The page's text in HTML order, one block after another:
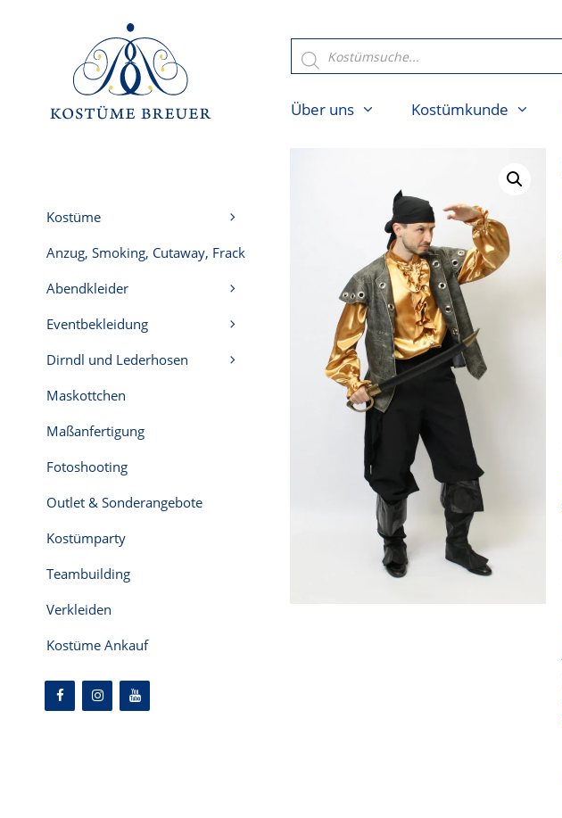
Products
search
Über uns Kostümkunde
Kostüme
Anzug, Smoking, Cutaway, Frack
Abendkleider
Eventbekleidung
Dirndl und Lederhosen
Maskottchen
Maßanfertigung
Fotoshooting
Outlet & Sonderangebote
Kostümparty
Teambuilding
Verkleiden
Kostüme Ankauf